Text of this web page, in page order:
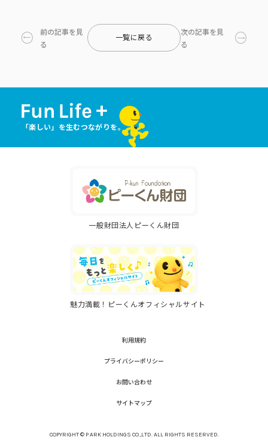
前の記事を見
る
一覧に戻る
次の記事を見
る
「楽しい」を生むつながりを。
一般財団法人ピーくん財団
魅力満載！ピーくんオフィシャルサイト
利用規約
プライバシーポリシー
お問い合わせ
サイトマップ
COPYRIGHT © P ARK HOLDINGS CO.,LTD. ALL RIGHTS RESERVED.